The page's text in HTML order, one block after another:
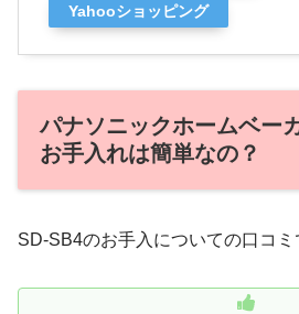
Yahooショッピング
パナソニックホームベー
お手入れは簡単なの？
SD-SB4のお手入についての口コミ